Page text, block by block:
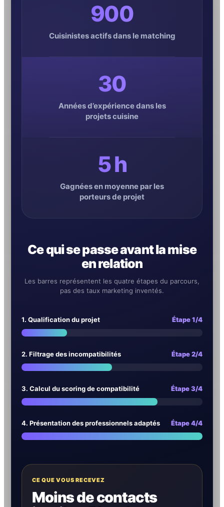
900
Cuisinistes actifs dans le matching
30
Années d’expérience dans les
projets cuisine
5 h
Gagnées en moyenne par les
porteurs de projet
Ce qui se passe avant la mise
en relation
Les barres représentent les quatre étapes du parcours,
pas des taux marketing inventés.
1. Qualification du projet Étape 1/4
2. Filtrage des incompatibilités Étape 2/4
3. Calcul du scoring de compatibilité Étape 3/4
4. Présentation des professionnels adaptés Étape 4/4
CE QUE VOUS RECEVEZ
Moins de contacts